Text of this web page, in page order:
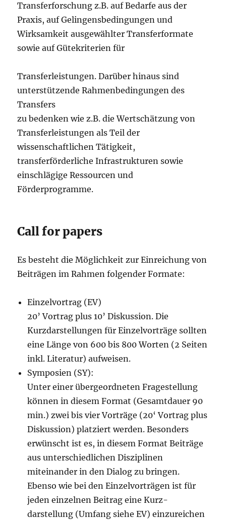
Transferforschung z.B. auf Bedarfe aus der
Praxis, auf Gelingensbedingungen und
Wirksamkeit ausgewählter Transferformate
sowie auf Gütekriterien für
Transferleistungen. Darüber hinaus sind
unterstützende Rahmenbedingungen des
Transfers
zu bedenken wie z.B. die Wertschätzung von
Transferleistungen als Teil der
wissenschaftlichen Tätigkeit,
transferförderliche Infrastrukturen sowie
einschlägige Ressourcen und
Förderprogramme.
Call for papers
Es besteht die Möglichkeit zur Einreichung von
Beiträgen im Rahmen folgender Formate:
Einzelvortrag (EV)
20’ Vortrag plus 10’ Diskussion. Die
Kurzdarstellungen für Einzelvorträge sollten
eine Länge von 600 bis 800 Worten (2 Seiten
inkl. Literatur) aufweisen.
Symposien (SY):
Unter einer übergeordneten Fragestellung
können in diesem Format (Gesamtdauer 90
min.) zwei bis vier Vorträge (20‘ Vortrag plus
Diskussion) platziert werden. Besonders
erwünscht ist es, in diesem Format Beiträge
aus unterschiedlichen Disziplinen
miteinander in den Dialog zu bringen.
Ebenso wie bei den Einzelvorträgen ist für
jeden einzelnen Beitrag eine Kurz-
darstellung (Umfang siehe EV) einzureichen